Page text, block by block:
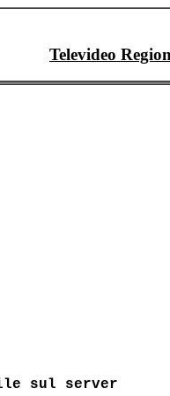
Televideo
sul server